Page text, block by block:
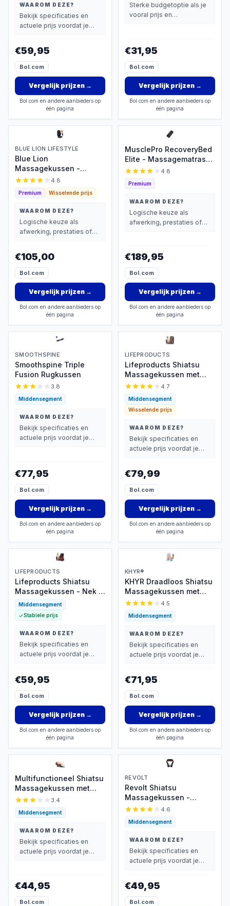
WAAROM DEZE?
Bekijk specificaties en
actuele prijs voordat je
€59,95
Bol.com
Vergelijk prijzen→
Bol.com en andere aanbieders op
één pagina
Sterke budgetoptie als je
vooral prijs en
€31,95
Bol.com
Vergelijk prijzen→
Bol.com en andere aanbieders op
één pagina
BLUE LION LIFESTYLE
Blue Lion
Massagekussen -
Shiatsu & Warmte
4.8
Premium Wisselende prijs
WAAROM DEZE?
Logische keuze als
afwerking, prestaties of
€105,00
Bol.com
Vergelijk prijzen→
Bol.com en andere aanbieders op
één pagina
MusclePro RecoveryBed
Elite - Massagematras
met warmte -
massage - Massage mat
- Massage apparaat -
Nekmassage apparaat -
Massagekussen - Zwart
4.8
Premium
WAAROM DEZE?
Logische keuze als
afwerking, prestaties of
€189,95
Bol.com
Vergelijk prijzen→
Bol.com en andere aanbieders op
één pagina
SMOOTHSPINE
Smoothspine Triple
Fusion Rugkussen
3.8
Middensegment
WAAROM DEZE?
Bekijk specificaties en
actuele prijs voordat je
€77,95
Bol.com
Vergelijk prijzen→
Bol.com en andere aanbieders op
één pagina
LIFEPRODUCTS
Lifeproducts Shiatsu
Massagekussen met
Warmtefunctie
4.7
Middensegment
Wisselende prijs
WAAROM DEZE?
Bekijk specificaties en
actuele prijs voordat je
€79,99
Bol.com
Vergelijk prijzen→
Bol.com en andere aanbieders op
één pagina
LIFEPRODUCTS
Lifeproducts Shiatsu
Massagekussen - Nek &
Rug met Warmte
Middensegment
Stabiele prijs
WAAROM DEZE?
Bekijk specificaties en
actuele prijs voordat je
€59,95
Bol.com
Vergelijk prijzen→
Bol.com en andere aanbieders op
één pagina
KHYR®
KHYR Draadloos Shiatsu
Massagekussen met
Warmte
4.5
Middensegment
WAAROM DEZE?
Bekijk specificaties en
actuele prijs voordat je
€71,95
Bol.com
Vergelijk prijzen→
Bol.com en andere aanbieders op
één pagina
Multifunctioneel Shiatsu
Massagekussen met
Warmte
3.4
Middensegment
WAAROM DEZE?
Bekijk specificaties en
actuele prijs voordat je
€44,95
Bol.com
REVOLT
Revolt Shiatsu
Massagekussen -
Infrarood 4.6
Middensegment
WAAROM DEZE?
Bekijk specificaties en
actuele prijs voordat je
€49,95
Bol.com